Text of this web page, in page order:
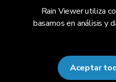
Rain Viewer utiliza
basamos en análisis y
Aceptar